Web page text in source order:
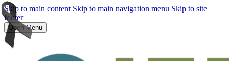
Skip to main content Skip to main navigation menu Skip to site
footer
Open Menu